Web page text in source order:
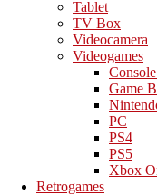
Tablet
TV Box
Videocamera
Videogames
Game
PC
PS4
PS5
Xbox
Retrogames